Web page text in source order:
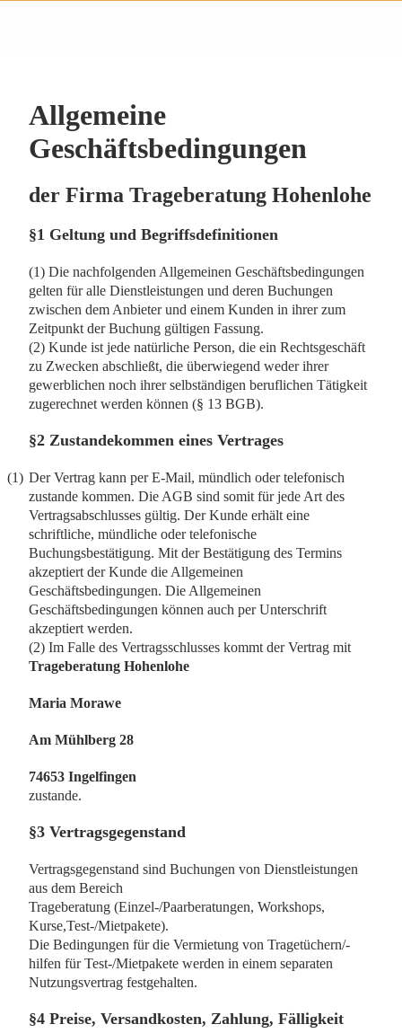
Allgemeine
Geschäftsbedingungen
der Firma Trageberatung Hohenlohe
§1 Geltung und Begriffsdefinitionen
(1) Die nachfolgenden Allgemeinen Geschäftsbedingungen
gelten für alle Dienstleistungen und deren Buchungen
zwischen dem Anbieter und einem Kunden in ihrer zum
Zeitpunkt der Buchung gültigen Fassung.
(2) Kunde ist jede natürliche Person, die ein Rechtsgeschäft
zu Zwecken abschließt, die überwiegend weder ihrer
gewerblichen noch ihrer selbständigen beruflichen Tätigkeit
zugerechnet werden können (§ 13 BGB).
§2 Zustandekommen eines Vertrages
(1) Der Vertrag kann per E-Mail, mündlich oder telefonisch
zustande kommen. Die AGB sind somit für jede Art des
Vertragsabschlusses gültig. Der Kunde erhält eine
schriftliche, mündliche oder telefonische
Buchungsbestätigung. Mit der Bestätigung des Termins
akzeptiert der Kunde die Allgemeinen
Geschäftsbedingungen. Die Allgemeinen
Geschäftsbedingungen können auch per Unterschrift
akzeptiert werden.
(2) Im Falle des Vertragsschlusses kommt der Vertrag mit
Trageberatung Hohenlohe
Maria Morawe
Am Mühlberg 28
74653 Ingelfingen
zustande.
§3 Vertragsgegenstand
Vertragsgegenstand sind Buchungen von Dienstleistungen
aus dem Bereich
Trageberatung (Einzel-/Paarberatungen, Workshops,
Kurse,Test-/Mietpakete).
Die Bedingungen für die Vermietung von Tragetüchern/-
hilfen für Test-/Mietpakete werden in einem separaten
Nutzungsvertrag festgehalten.
§4 Preise, Versandkosten, Zahlung, Fälligkeit